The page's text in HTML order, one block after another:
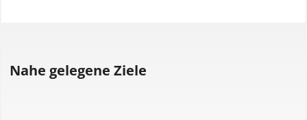
Nahe gelegene Ziele